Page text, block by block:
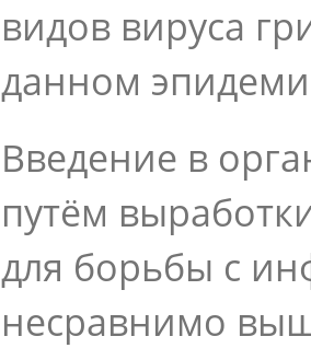
идов вируса
данном
едение в
путём
для борьбы с
несравнимо